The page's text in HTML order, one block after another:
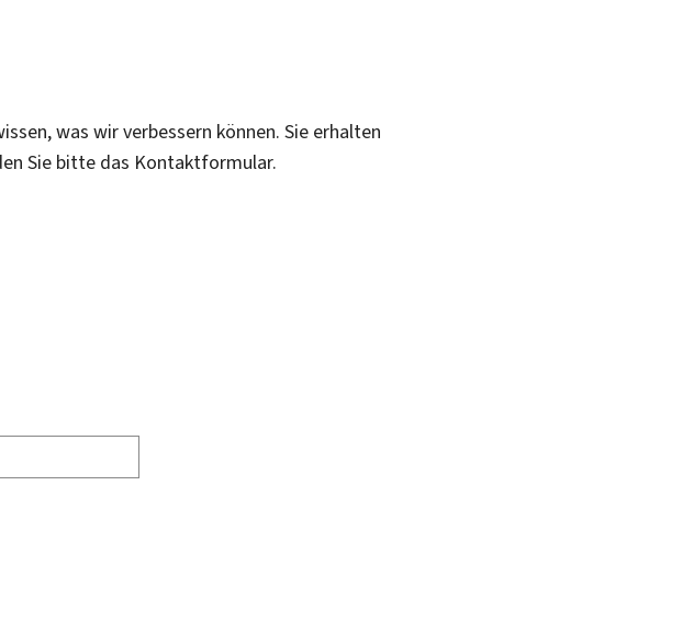
was wir verbessern können. Sie erhalten
Sie bitte das Kontaktformular.